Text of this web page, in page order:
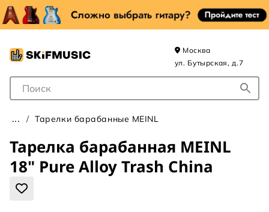
Поле для Поиска
Москва
ул. Бутырская, д.7
Тарелки барабанные MEINL
Тарелка барабанная MEINL
18" Pure Alloy Trash China